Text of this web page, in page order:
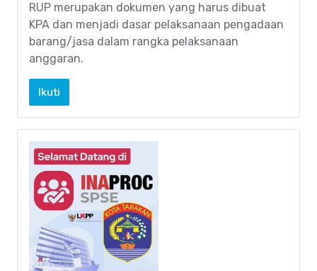
RUP merupakan dokumen yang harus dibuat
KPA dan menjadi dasar pelaksanaan pengadaan
barang/jasa dalam rangka pelaksanaan
anggaran.
Ikuti